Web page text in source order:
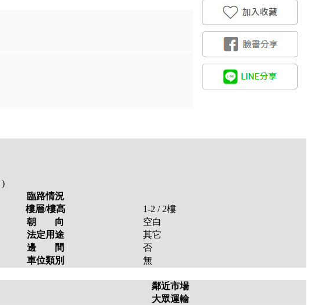
)
臨路情況
樓層/樓高 1-2 / 2樓
朝 向
空白
法定用途
其它
邊 間
否
車位類別
無
鄰近市場
大眾運輸